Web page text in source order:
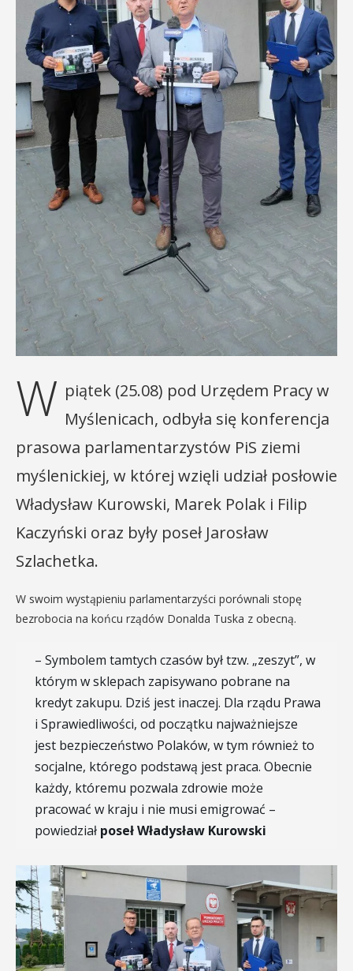
W piątek (25.08) pod Urzędem Pracy w
Myślenicach, odbyła się konferencja
prasowa parlamentarzystów PiS ziemi
myślenickiej, w której wzięli udział posłowie
Władysław Kurowski, Marek Polak i Filip
Kaczyński oraz były poseł Jarosław
Szlachetka.
W swoim wystąpieniu parlamentarzyści porównali stopę
bezrobocia na końcu rządów Donalda Tuska z obecną.
– Symbolem tamtych czasów był tzw. „zeszyt”, w
którym w sklepach zapisywano pobrane na
kredyt zakupu. Dziś jest inaczej. Dla rządu Prawa
i Sprawiedliwości, od początku najważniejsze
jest bezpieczeństwo Polaków, w tym również to
socjalne, którego podstawą jest praca. Obecnie
każdy, któremu pozwala zdrowie może
pracować w kraju i nie musi emigrować –
powiedział poseł Władysław Kurowski